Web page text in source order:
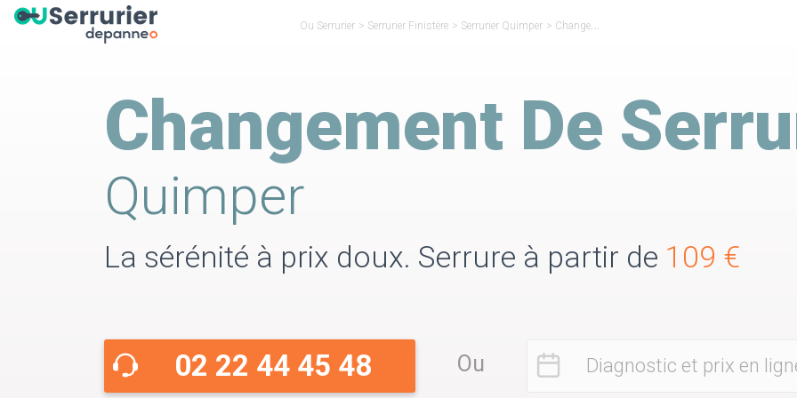
Ou Serrurier > Serrurier Finistère > Serrurier Quimper > Changement de serrure Quimper
Changement De
Quimper
La sérénité à prix doux. Serrure à partir de 109 €
02 22 44 45 48 Ou Diagnostic et prix en